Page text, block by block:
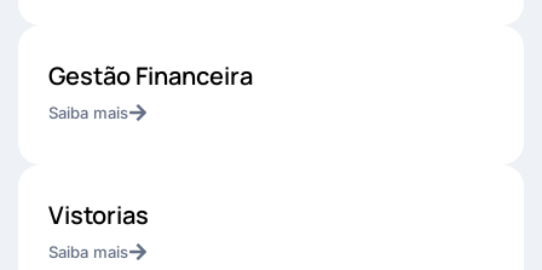
Gestão Financeira
Saiba mais
Vistorias
Saiba mais